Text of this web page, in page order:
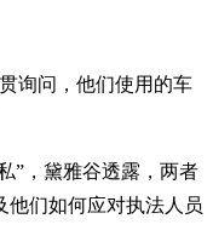
询问，他们使用的车
”，黛雅谷透露，两者
他们如何应对执法人员